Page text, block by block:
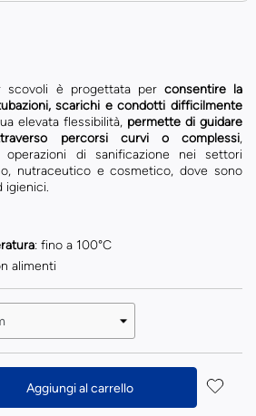
scovoli è progettata per consentire la
scarichi e condotti difficilmente
elevata flessibilità, permette di guidare
percorsi curvi o complessi,
operazioni di sanificazione nei settori
nutraceutico e cosmetico, dove sono
igienici.
: fino a 100°C
alimenti
Aggiungi al carrello